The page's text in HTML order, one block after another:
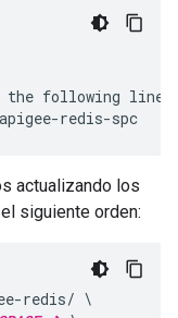
following line:
redis-spc
actualizando los
siguiente orden:
redis/ \